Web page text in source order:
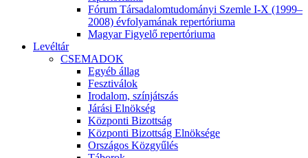
Fórum Társadalomtudományi Szemle I-X (1999–
2008) évfolyamának repertóriuma
Magyar Figyelő repertóriuma
Levéltár
CSEMADOK
Egyéb állag
Fesztiválok
Irodalom, színjátszás
Járási Elnökség
Központi Bizottság
Központi Bizottság Elnöksége
Országos Közgyűlés